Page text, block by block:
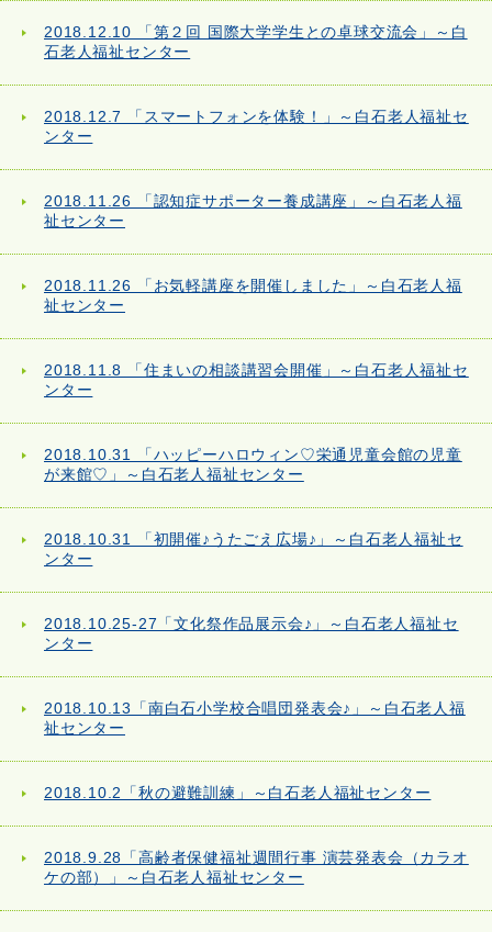
2018.12.10 「第２回 国際大学学生との卓球交流会」～白
石老人福祉センター
2018.12.7 「スマートフォンを体験！」～白石老人福祉セ
ンター
2018.11.26 「認知症サポーター養成講座」～白石老人福
祉センター
2018.11.26 「お気軽講座を開催しました」～白石老人福
祉センター
2018.11.8 「住まいの相談講習会開催」～白石老人福祉セ
ンター
2018.10.31 「ハッピーハロウィン♡栄通児童会館の児童
が来館♡」～白石老人福祉センター
2018.10.31 「初開催♪うたごえ広場♪」～白石老人福祉セ
ンター
2018.10.25-27「文化祭作品展示会♪」～白石老人福祉セ
ンター
2018.10.13「南白石小学校合唱団発表会♪」～白石老人福
祉センター
2018.10.2「秋の避難訓練」～白石老人福祉センター
2018.9.28「高齢者保健福祉週間行事 演芸発表会（カラオ
ケの部）」～白石老人福祉センター